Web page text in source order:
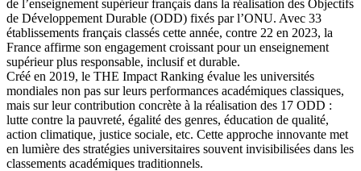
de l’enseignement supérieur français dans la réalisation des Objectifs
de Développement Durable (ODD) fixés par l’ONU. Avec 33
établissements français classés cette année, contre 22 en 2023, la
France affirme son engagement croissant pour un enseignement
supérieur plus responsable, inclusif et durable.
Créé en 2019, le THE Impact Ranking évalue les universités
mondiales non pas sur leurs performances académiques classiques,
mais sur leur contribution concrète à la réalisation des 17 ODD :
lutte contre la pauvreté, égalité des genres, éducation de qualité,
action climatique, justice sociale, etc. Cette approche innovante met
en lumière des stratégies universitaires souvent invisibilisées dans les
classements académiques traditionnels.